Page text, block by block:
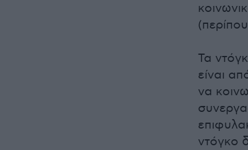
Τα
είναι
να
ντόγκο